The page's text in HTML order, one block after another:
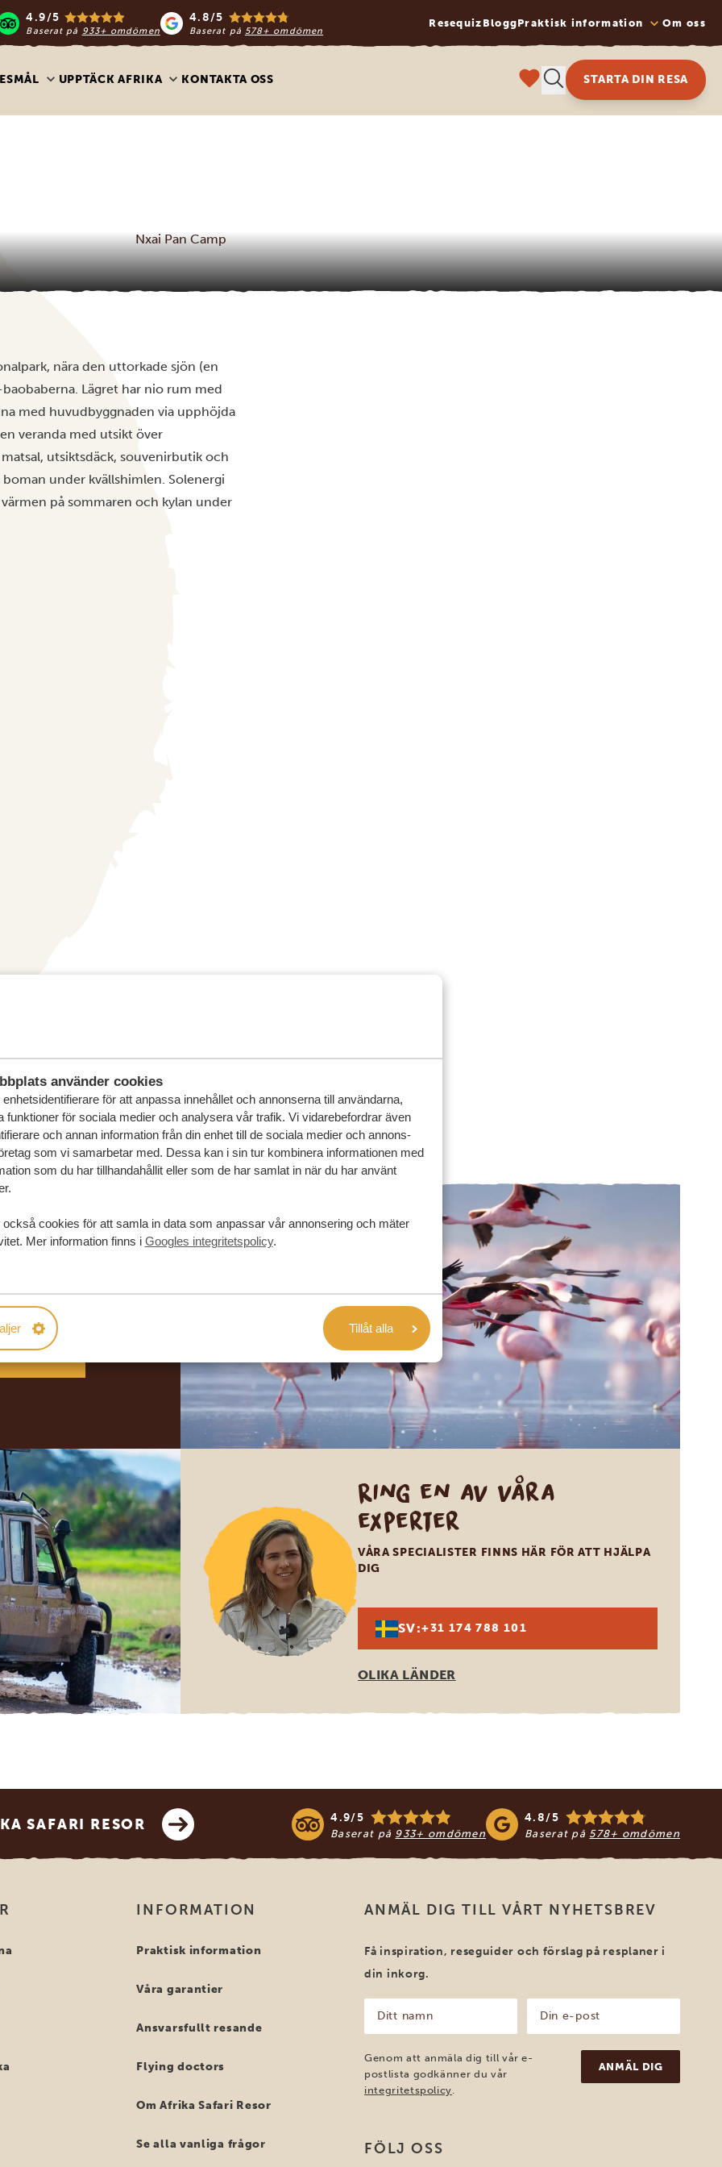
använder cookies
för att anpassa innehållet och annonserna till användarna,
funktioner för sociala medier och analysera vår trafik. Vi vidarebefordrar även
och annan information från din enhet till de sociala medier och annons-
som vi samarbetar med. Dessa kan i sin tur kombinera informationen med
som du har tillhandahållit eller som de har samlat in när du har använt
också cookies för att samla in data som anpassar vår annonsering och mäter
Mer information finns i Googles integritetspolicy.
Tillåt alla
4.9/5
Baserat på 933+ omdömen
4.8/5
Baserat på 578+ omdömen
Resequiz BloggPraktisk information Om oss
UPPTÄCK AFRIKA KONTAKTA OSS STARTA DIN RESA
Nxai Pan Camp
nära den uttorkade sjön (en
Lägret har nio rum med
med huvudbyggnaden via upphöjda
veranda med utsikt över
utsiktsdäck, souvenirbutik och
under kvällshimlen. Solenergi
på sommaren och kylan under
Ring en av våra
experter
VÅRA SPECIALISTER FINNS HÄR FÖR ATT HJÄLPA
DIG
SV:+31 174 788 101
OLIKA LÄNDER
SAFARI RESOR 4.9/5
Baserat på 933+ omdömen
4.8/5
Baserat på 578+ omdömen
INFORMATION
Praktisk information
Våra garantier
Ansvarsfullt resande
Flying doctors
Om Afrika Safari Resor
Se alla vanliga frågor
ANMÄL DIG TILL VÅRT NYHETSBREV
Få inspiration, reseguider och förslag på resplaner i
din inkorg.
namn
(Obligatoriskt)
post
(Obligatoriskt)
Genom att anmäla dig till vår e-
postlista godkänner du vår
integritetspolicy.
FÖLJ OSS